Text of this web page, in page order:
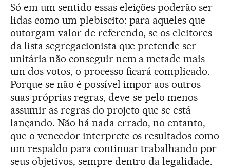
Só em um sentido essas eleições poderão ser
lidas como um plebiscito: para aqueles que
outorgam valor de referendo, se os eleitores
da lista segregacionista que pretende ser
unitária não conseguir nem a metade mais
um dos votos, o processo ficará complicado.
Porque se não é possível impor aos outros
suas próprias regras, deve-se pelo menos
assumir as regras do projeto que se está
lançando. Não há nada errado, no entanto,
que o vencedor interprete os resultados como
um respaldo para continuar trabalhando por
seus objetivos, sempre dentro da legalidade.